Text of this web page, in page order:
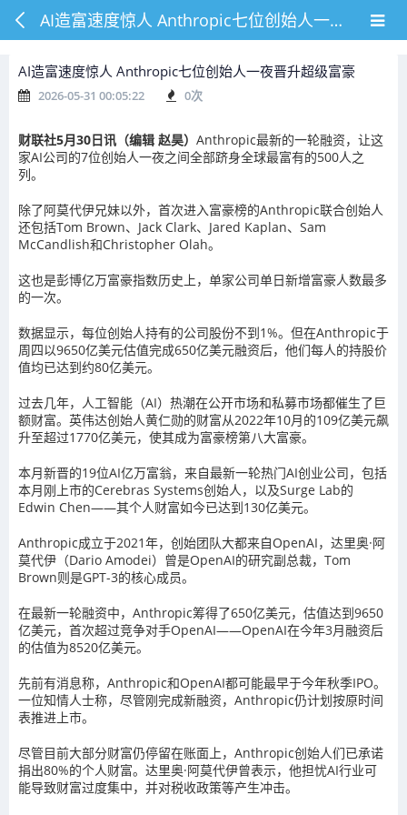
AI造富速度惊人 Anthropic七位创始人一夜晋升超级富豪
AI造富速度惊人 Anthropic七位创始人一夜晋升超级富豪
2026-05-31 00:05:22 0次
财联社5月30日讯（编辑 赵昊） Anthropic最新的一轮融资，让这
家AI公司的7位创始人一夜之间全部跻身全球最富有的500人之
列。
除了阿莫代伊兄妹以外，首次进入富豪榜的Anthropic联合创始人
还包括Tom Brown、Jack Clark、Jared Kaplan、Sam
McCandlish和Christopher Olah。
这也是彭博亿万富豪指数历史上，单家公司单日新增富豪人数最多
的一次。
数据显示，每位创始人持有的公司股份不到1%。但在Anthropic于
周四以9650亿美元估值完成650亿美元融资后，他们每人的持股价
值均已达到约80亿美元。
过去几年，人工智能（AI）热潮在公开市场和私募市场都催生了巨
额财富。英伟达创始人黄仁勋的财富从2022年10月的109亿美元飙
升至超过1770亿美元，使其成为富豪榜第八大富豪。
本月新晋的19位AI亿万富翁，来自最新一轮热门AI创业公司，包括
本月刚上市的Cerebras Systems创始人，以及Surge Lab的
Edwin Chen——其个人财富如今已达到130亿美元。
Anthropic成立于2021年，创始团队大都来自OpenAI，达里奥·阿
莫代伊（Dario Amodei）曾是OpenAI的研究副总裁，Tom
Brown则是GPT-3的核心成员。
在最新一轮融资中，Anthropic筹得了650亿美元，估值达到9650
亿美元，首次超过竞争对手OpenAI——OpenAI在今年3月融资后
的估值为8520亿美元。
先前有消息称，Anthropic和OpenAI都可能最早于今年秋季IPO。
一位知情人士称，尽管刚完成新融资，Anthropic仍计划按原时间
表推进上市。
尽管目前大部分财富仍停留在账面上，Anthropic创始人们已承诺
捐出80%的个人财富。达里奥·阿莫代伊曾表示，他担忧AI行业可
能导致财富过度集中，并对税收政策等产生冲击。